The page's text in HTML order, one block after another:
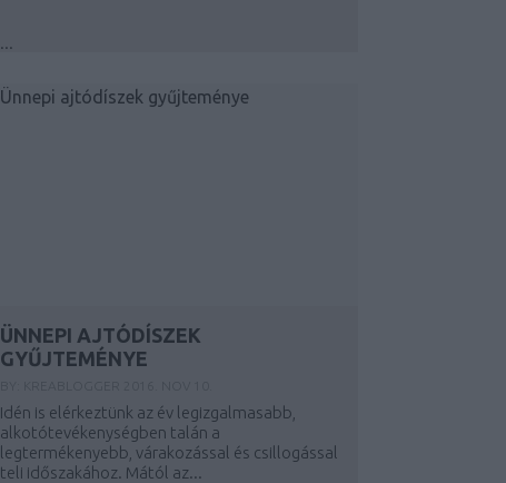
...
ÜNNEPI AJTÓDÍSZEK
GYŰJTEMÉNYE
Idén is elérkeztünk az év legizgalmasabb,
alkotótevékenységben talán a
legtermékenyebb, várakozással és csillogással
teli időszakához. Mától az...